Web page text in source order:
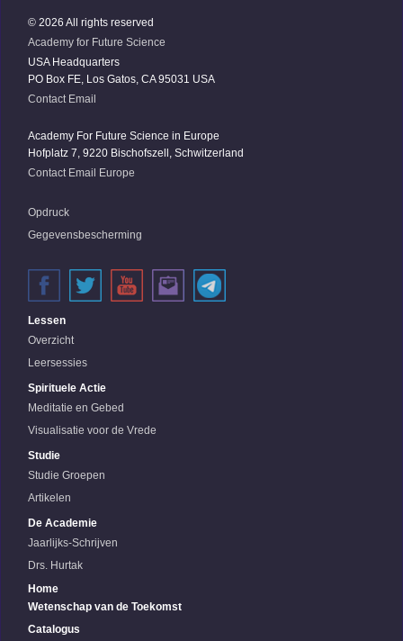
© 2026 All rights reserved
Academy for Future Science
USA Headquarters
PO Box FE, Los Gatos, CA 95031 USA
Contact Email
Academy For Future Science in Europe
Hofplatz 7, 9220 Bischofszell, Schwitzerland
Contact Email Europe
Opdruck
Gegevensbescherming
Lessen
Overzicht
Leersessies
Spirituele Actie
Meditatie en Gebed
Visualisatie voor de Vrede
Studie
Studie Groepen
Artikelen
De Academie
Jaarlijks-Schrijven
Drs. Hurtak
Home
Wetenschap van de Toekomst
Catalogus